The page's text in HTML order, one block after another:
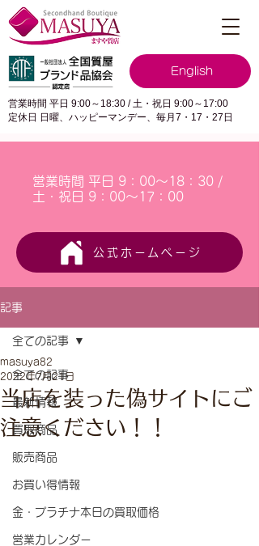
English
営業時間 平日 9:00～18:30 / 土・祝日 9:00～17:00
定休日 日曜、ハッピーマンデー、毎月7・17・27日
営業時間 平日 9：00～18：30 /
土・祝日 9：00～17：00
公式ホームページ
記事
全ての記事
最新情報
買取商品
販売商品
お買い得情報
金・プラチナ本日の買取価格
営業カレンダー
全ての記事
当店を装った偽サイトにご
注意ください！！
masuya82
2022年7月21日